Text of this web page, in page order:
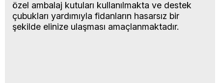
özel ambalaj kutuları kullanılmakta ve destek
çubukları yardımıyla fidanların hasarsız bir
şekilde elinize ulaşması amaçlanmaktadır.